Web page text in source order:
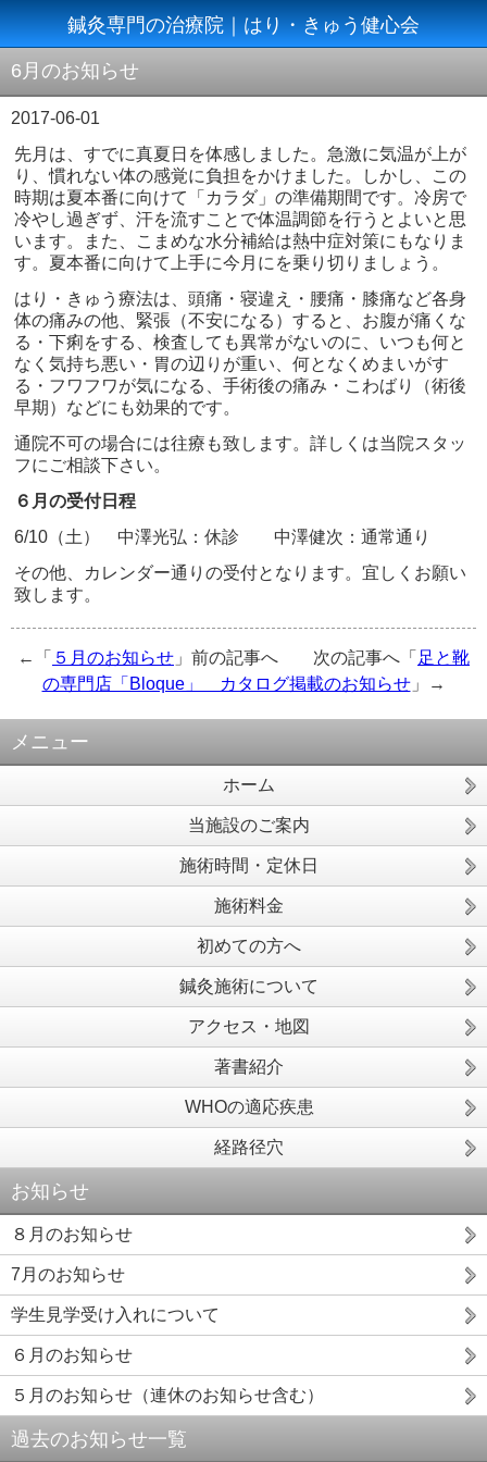
鍼灸専門の治療院｜はり・きゅう健心会
6月のお知らせ
2017-06-01
先月は、すでに真夏日を体感しました。急激に気温が上が
り、慣れない体の感覚に負担をかけました。しかし、この
時期は夏本番に向けて「カラダ」の準備期間です。冷房で
冷やし過ぎず、汗を流すことで体温調節を行うとよいと思
います。また、こまめな水分補給は熱中症対策にもなりま
す。夏本番に向けて上手に今月にを乗り切りましょう。
はり・きゅう療法は、頭痛・寝違え・腰痛・膝痛など各身
体の痛みの他、緊張（不安になる）すると、お腹が痛くな
る・下痢をする、検査しても異常がないのに、いつも何と
なく気持ち悪い・胃の辺りが重い、何となくめまいがす
る・フワフワが気になる、手術後の痛み・こわばり（術後
早期）などにも効果的です。
通院不可の場合には往療も致します。詳しくは当院スタッ
フにご相談下さい。
６月の受付日程
6/10（土） 中澤光弘：休診 中澤健次：通常通り
その他、カレンダー通りの受付となります。宜しくお願い
致します。
←「 ５月のお知らせ 」前の記事へ 次の記事へ「 足と靴
の専門店「Bloque」 カタログ掲載のお知らせ」→
メニュー
ホーム
当施設のご案内
施術時間・定休日
施術料金
初めての方へ
鍼灸施術について
アクセス・地図
著書紹介
WHOの適応疾患
経路径穴
お知らせ
８月のお知らせ
7月のお知らせ
学生見学受け入れについて
６月のお知らせ
５月のお知らせ（連休のお知らせ含む）
過去のお知らせ一覧